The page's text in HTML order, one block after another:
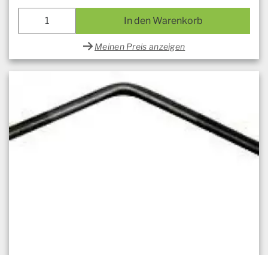
In den Warenkorb
Meinen Preis anzeigen